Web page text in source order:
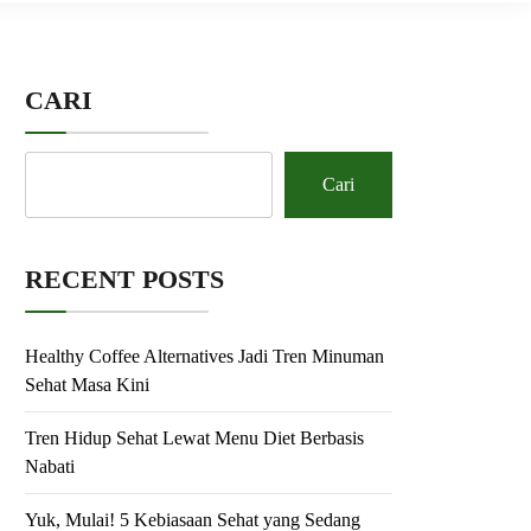
CARI
Cari
RECENT POSTS
Healthy Coffee Alternatives Jadi Tren Minuman
Sehat Masa Kini
Tren Hidup Sehat Lewat Menu Diet Berbasis
Nabati
Yuk, Mulai! 5 Kebiasaan Sehat yang Sedang